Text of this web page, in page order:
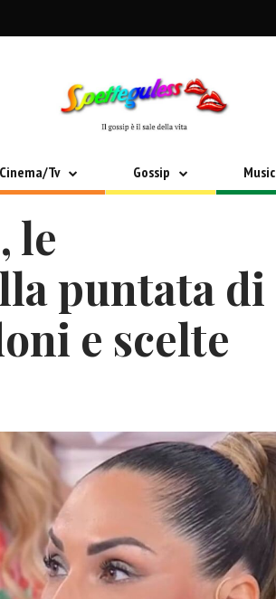
Cinema/Tv Gossip Music
le
puntata di
e scelte